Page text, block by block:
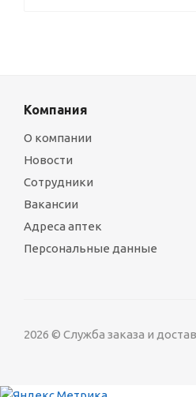
Компания
О компании
Новости
Сотрудники
Вакансии
Адреса аптек
Персональные данные
2026 © Служба заказа и